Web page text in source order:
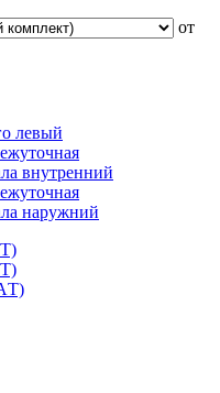
от
левый
внутренний
наружний